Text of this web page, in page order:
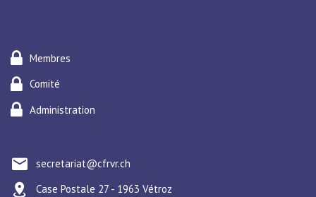
Membres
Comité
Administration
secretariat@cfrvr.ch
Case Postale 27 - 1963 Vétroz